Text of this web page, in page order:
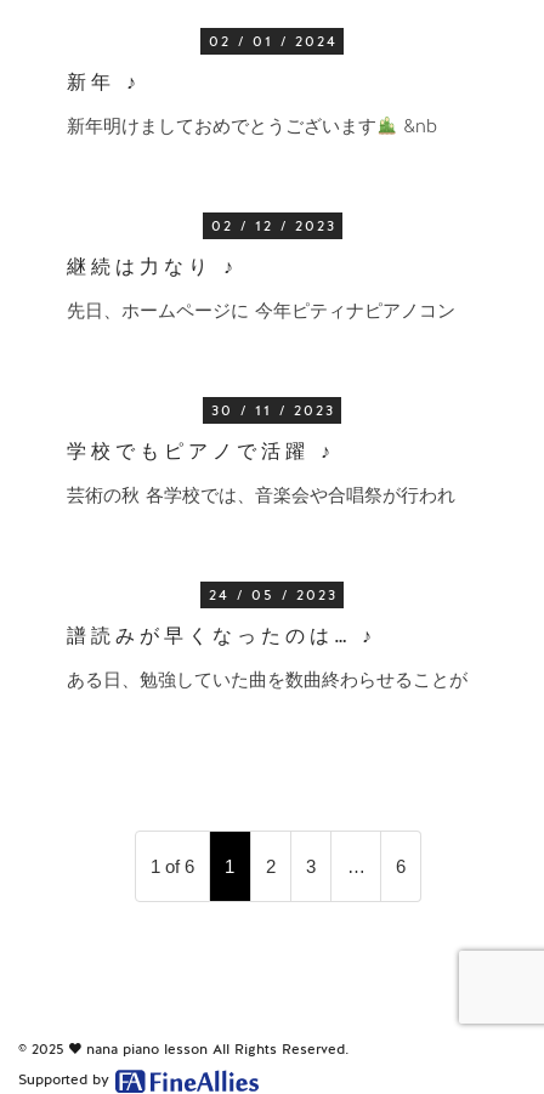
02 / 01 / 2024
新年 ♪
新年明けましておめでとうございます &nb
02 / 12 / 2023
継続は力なり ♪
先日、ホームページに 今年ピティナピアノコン
30 / 11 / 2023
学校でもピアノで活躍 ♪
芸術の秋 各学校では、音楽会や合唱祭が行われ
24 / 05 / 2023
譜読みが早くなったのは… ♪
ある日、勉強していた曲を数曲終わらせることが
1 of 6 1 2 3 … 6
© 2025 nana piano lesson All Rights Reserved.
Supported by